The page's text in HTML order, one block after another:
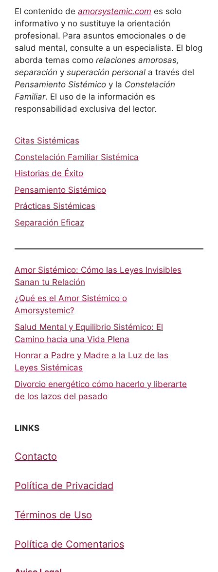
El contenido de amorsystemic.com es solo
informativo y no sustituye la orientación
profesional. Para asuntos emocionales o de
salud mental, consulte a un especialista. El blog
aborda temas como relaciones amorosas,
separación y superación personal a través del
Pensamiento Sistémico y la Constelación
Familiar. El uso de la información es
responsabilidad exclusiva del lector.
Citas Sistémicas
Constelación Familiar Sistémica
Historias de Éxito
Pensamiento Sistémico
Prácticas Sistémicas
Separación Eficaz
Amor Sistémico: Cómo las Leyes Invisibles
Sanan tu Relación
¿Qué es el Amor Sistémico o
Amorsystemic?
Salud Mental y Equilibrio Sistémico: El
Camino hacia una Vida Plena
Honrar a Padre y Madre a la Luz de las
Leyes Sistémicas
Divorcio energético cómo hacerlo y liberarte
de los lazos del pasado
LINKS
Contacto
Política de Privacidad
Términos de Uso
Política de Comentarios